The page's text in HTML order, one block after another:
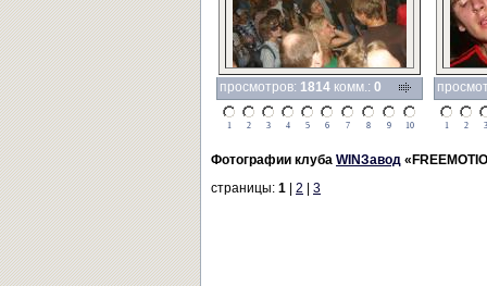
просмотров: 1814 комм.: 0
1 2 3 4 5 6 7 8 9 10 1 2 3
Фотографии клуба WINЗавод
страницы: 1 2 3